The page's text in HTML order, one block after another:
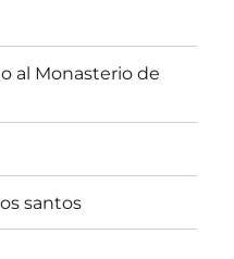
al Monasterio de
santos